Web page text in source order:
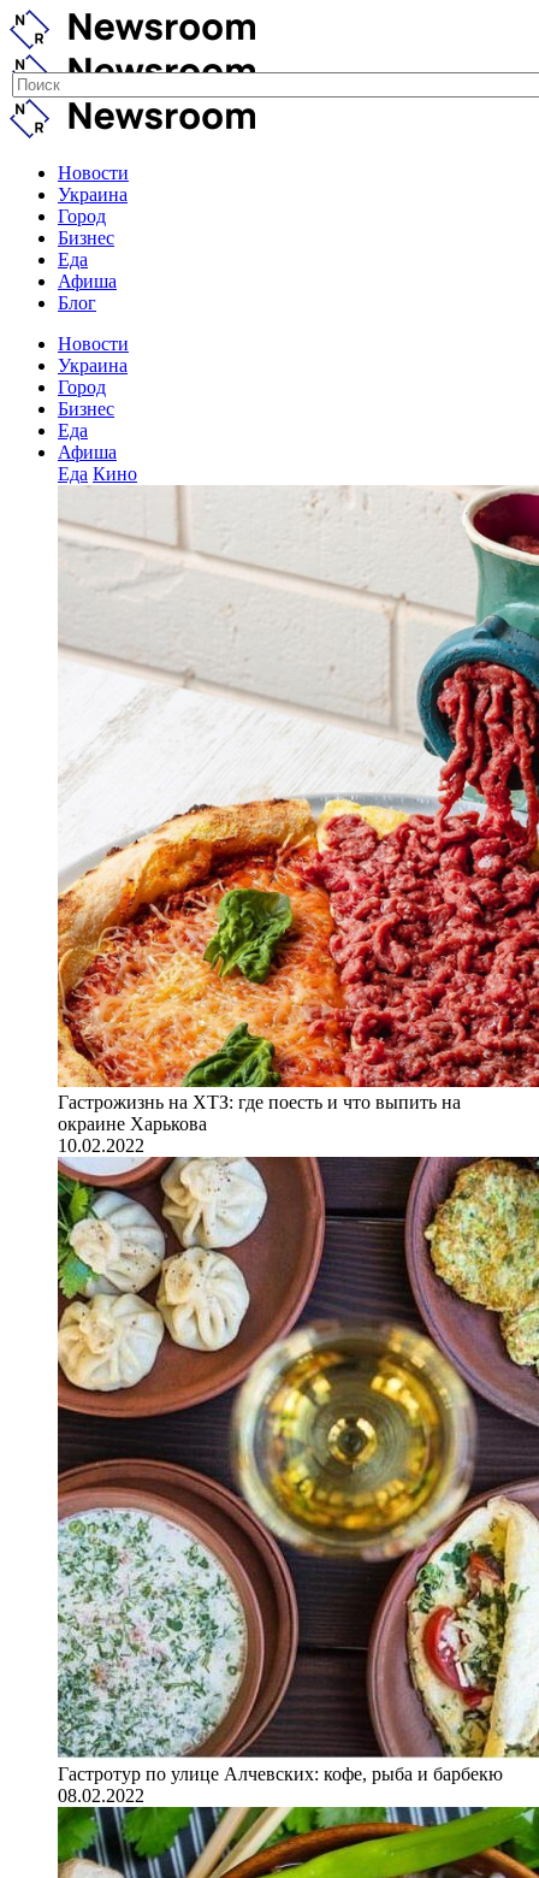
Новости
Украина
Город
Бизнес
Еда
Афиша
Блог
Новости
Украина
Город
Бизнес
Еда
Афиша
Еда Кино
Гастрожизнь на ХТЗ: где поесть и что выпить на
окраине Харькова
10.02.2022
Гастротур по улице Алчевских: кофе, рыба и барбекю
08.02.2022